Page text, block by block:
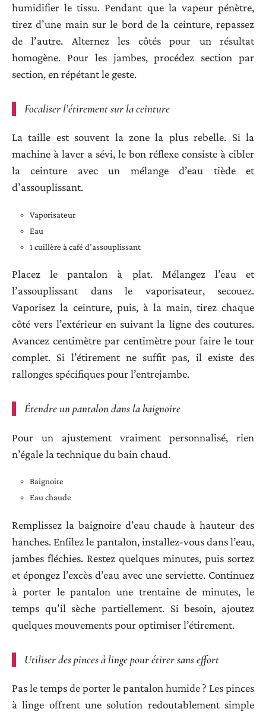
humidifier le tissu. Pendant que la vapeur pénètre,
tirez d’une main sur le bord de la ceinture, repassez
de l’autre. Alternez les côtés pour un résultat
homogène. Pour les jambes, procédez section par
section, en répétant le geste.
Focaliser l’étirement sur la ceinture
La taille est souvent la zone la plus rebelle. Si la
machine à laver a sévi, le bon réflexe consiste à cibler
la ceinture avec un mélange d’eau tiède et
d’assouplissant.
Vaporisateur
Eau
1 cuillère à café d’assouplissant
Placez le pantalon à plat. Mélangez l’eau et
l’assouplissant dans le vaporisateur, secouez.
Vaporisez la ceinture, puis, à la main, tirez chaque
côté vers l’extérieur en suivant la ligne des coutures.
Avancez centimètre par centimètre pour faire le tour
complet. Si l’étirement ne suffit pas, il existe des
rallonges spécifiques pour l’entrejambe.
Étendre un pantalon dans la baignoire
Pour un ajustement vraiment personnalisé, rien
n’égale la technique du bain chaud.
Baignoire
Eau chaude
Remplissez la baignoire d’eau chaude à hauteur des
hanches. Enfilez le pantalon, installez-vous dans l’eau,
jambes fléchies. Restez quelques minutes, puis sortez
et épongez l’excès d’eau avec une serviette. Continuez
à porter le pantalon une trentaine de minutes, le
temps qu’il sèche partiellement. Si besoin, ajoutez
quelques mouvements pour optimiser l’étirement.
Utiliser des pinces à linge pour étirer sans effort
Pas le temps de porter le pantalon humide ? Les pinces
à linge offrent une solution redoutablement simple